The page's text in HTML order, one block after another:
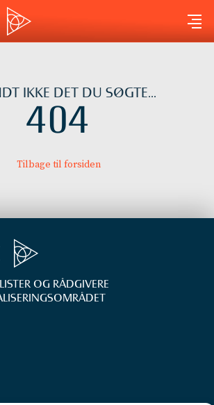
IKKE DET DU SØGTE...
404
Tilbage til forsiden
OG RÅDGIVERE